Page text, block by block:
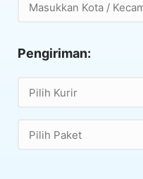
Masukkan Kota /
Pengiriman:
Pilih Kurir
Pilih Paket